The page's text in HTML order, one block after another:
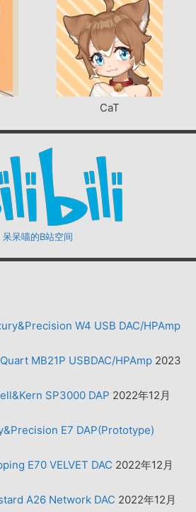
CaT
呆呆喵的B站空间
W4 USB DAC/HPAmp
MB21P USBDAC/HPAmp 2023
SP3000 DAP 2022年12月
E7 DAP(Prototype)
E70 VELVET DAC 2022年12月
A26 Network DAC 2022年12月